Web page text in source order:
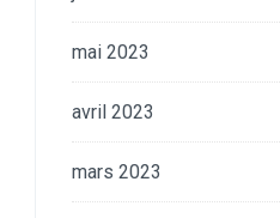
mai 2023
avril 2023
mars 2023